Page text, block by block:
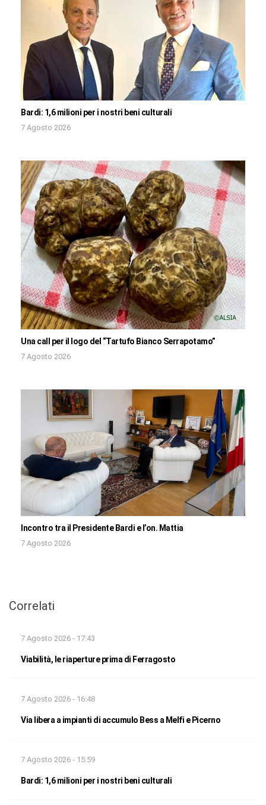
Bardi: 1,6 milioni per i nostri beni culturali
7 Agosto 2026
Una call per il logo del “Tartufo Bianco Serrapotamo”
7 Agosto 2026
Incontro tra il Presidente Bardi e l’on. Mattia
7 Agosto 2026
Correlati
7 Agosto 2026 - 17:43
Viabilità, le riaperture prima di Ferragosto
7 Agosto 2026 - 16:48
Via libera a impianti di accumulo Bess a Melfi e Picerno
7 Agosto 2026 - 15:59
Bardi: 1,6 milioni per i nostri beni culturali